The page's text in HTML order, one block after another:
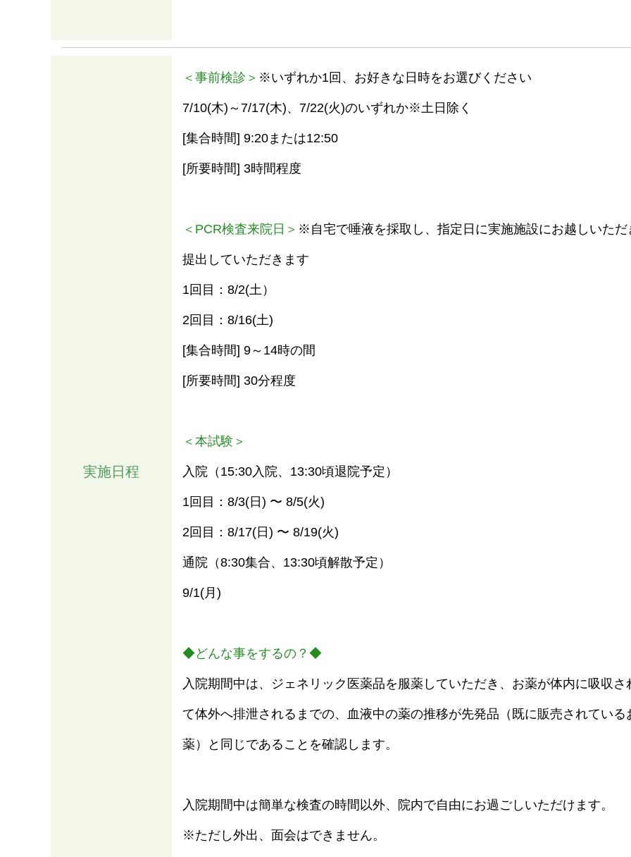
実施日程
＜事前検診＞ ※いずれか1回、お好きな日時をお選びください
7/10(木)～7/17(木)、7/22(火)のいずれか※土日除く
[集合時間] 9:20または12:50
[所要時間] 3時間程度
＜PCR検査来院日＞ ※⾃宅で唾液を採取し、指定⽇に実施施設にお越しいただ
提出していただきます
1回目：8/2(⼟）
2回目：8/16(⼟)
[集合時間] 9～14時の間
[所要時間] 30分程度
＜本試験＞
入院（15:30入院、13:30頃退院予定）
1回目：8/3(⽇) 〜 8/5(⽕)
2回目：8/17(⽇) 〜 8/19(⽕)
通院（8:30集合、13:30頃解散予定）
9/1(⽉)
◆どんな事をするの？◆
入院期間中は、ジェネリック医薬品を服薬していただき、お薬が体内に吸収さ
て体外へ排泄されるまでの、血液中の薬の推移が先発品（既に販売されている
薬）と同じであることを確認します。
入院期間中は簡単な検査の時間以外、院内で自由にお過ごしいただけます。
※ただし外出、面会はできません。